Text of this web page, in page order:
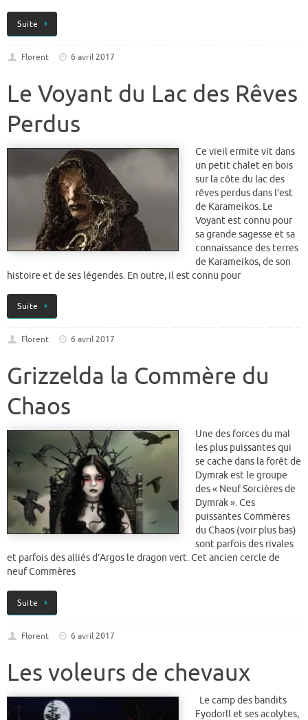
Suite
Florent 6 avril 2017
Le Voyant du Lac des Rêves
Perdus
Ce vieil ermite vit dans
un petit chalet en bois
sur la côte du lac des
rêves perdus dans l’est
de Karameikos. Le
Voyant est connu pour
sa grande sagesse et sa
connaissance des terres
de Karameikos, de son
histoire et de ses légendes. En outre, il est connu pour
Suite
Florent 6 avril 2017
Grizzelda la Commère du
Chaos
Une des forces du mal
les plus puissantes qui
se cache dans la forêt de
Dymrak est le groupe
des « Neuf Sorcières de
Dymrak ». Ces
puissantes Commères
du Chaos (voir plus bas)
sont parfois des rivales
et parfois des alliés d’Argos le dragon vert. Cet ancien cercle de
neuf Commères
Suite
Florent 6 avril 2017
Les voleurs de chevaux
Le camp des bandits
Fyodorll et ses acolytes,